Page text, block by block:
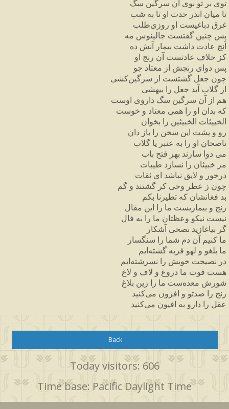
توی بر تو بوی آن سرگین سگ
تا میان اندر حدث او تا به شب
غرق دباغیست او روزی‌طلب
پس چنین گفتست جالینوس مه
آنچ عادت داشت بیمار آنش ده
کز خلاف عادتست آن رنج او
پس دوای رنجش از معتاد جو
چون جعل گشتست از سرگین‌کشی
از گلاب آید جعل را بیهشی
هم از آن سرگین سگ داروی اوست
که بدان او را همی معتاد و خوست
الخبیثات الخبیثین را بخوان
رو و پشت این سخن را باز دان
ناصحان او را به عنبر یا گلاب
می دوا سازند بهر فتح باب
مر خبیثان را نسازد طیبات
درخور و لایق نباشد ای ثقات
چون ز عطر وحی کر گشتند و گم
بد فغانشان که تطیرنا بکم
رنج و بیماریست ما را این مقال
نیست نیکو وعظتان ما را به فال
گر بیاغازید نصحی آشکار
ما کنیم آن دم شما را سنگسار
ما بلغو و لهو فربه گشته‌ایم
در نصیحت خویش را نسرشته‌ایم
هست قوت ما دروغ و لاف و لاغ
شورش معده‌ست ما را زین بلاغ
رنج را صدتو و افزون می‌کنید
عقل را دارو به افیون می‌کنید
Back
Today visitors: 606
Time base: Pacific Daylight Time